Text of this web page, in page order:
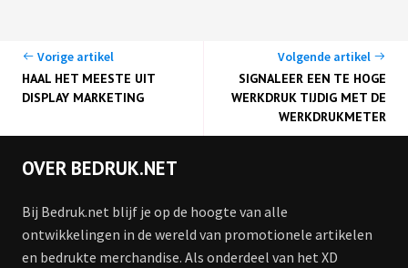
Vorige artikel
HAAL HET MEESTE UIT
DISPLAY MARKETING
Volgende artikel
SIGNALEER EEN TE HOGE
WERKDRUK TIJDIG MET DE
WERKDRUKMETER
OVER BEDRUK.NET
Bij Bedruk.net blijf je op de hoogte van alle
ontwikkelingen in de wereld van promotionele artikelen
en bedrukte merchandise. Als onderdeel van het XD